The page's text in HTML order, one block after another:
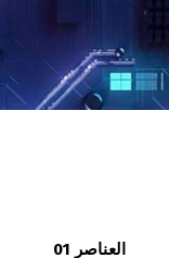
العناصر 01